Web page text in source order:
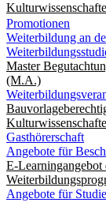
Promotionen
Weiterbildung an
Master
(M.A.)
Gasthörerschaft
Angebote für
E-
Angebote für